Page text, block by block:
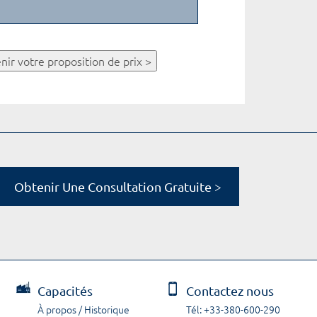
votre proposition de prix >
Obtenir Une Consultation Gratuite >
Capacités
À propos / Historique
Contactez nous
Tél: +33-380-600-290